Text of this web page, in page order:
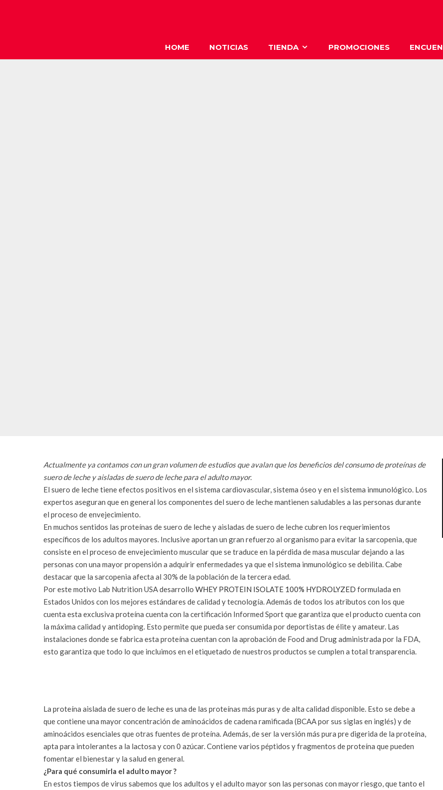
HOME NOTICIAS TIENDA PROMOCIONES
Actualmente ya contamos con un gran volumen de estudios que avalan que los beneficios del consumo de proteínas de
suero de leche y aisladas de suero de leche para el adulto mayor.
El suero de leche tiene efectos positivos en el sistema cardiovascular, sistema óseo y en el sistema inmunológico. Los
expertos aseguran que en general los componentes del suero de leche mantienen saludables a las personas durante
el proceso de envejecimiento.
En muchos sentidos las proteínas de suero de leche y aisladas de suero de leche cubren los requerimientos
específicos de los adultos mayores. Inclusive aportan un gran refuerzo al organismo para evitar la sarcopenia, que
consiste en el proceso de envejecimiento muscular que se traduce en la pérdida de masa muscular dejando a las
personas con una mayor propensión a adquirir enfermedades ya que el sistema inmunológico se debilita. Cabe
destacar que la sarcopenia afecta al 30% de la población de la tercera edad.
Por este motivo Lab Nutrition USA desarrollo WHEY PROTEIN ISOLATE 100% HYDROLYZED formulada en
Estados Unidos con los mejores estándares de calidad y tecnología. Además de todos los atributos con los que
cuenta esta exclusiva proteína cuenta con la certificación Informed Sport que garantiza que el producto cuenta con
la máxima calidad y antidoping. Esto permite que pueda ser consumida por deportistas de élite y amateur. Las
instalaciones donde se fabrica esta proteína cuentan con la aprobación de Food and Drug administrada por la FDA,
esto garantiza que todo lo que incluimos en el etiquetado de nuestros productos se cumplen a total transparencia.
La proteína aislada de suero de leche es una de las proteínas más puras y de alta calidad disponible. Esto se debe a
que contiene una mayor concentración de aminoácidos de cadena ramificada (BCAA por sus siglas en inglés) y de
aminoácidos esenciales que otras fuentes de proteína. Además, de ser la versión más pura pre digerida de la proteína,
apta para intolerantes a la lactosa y con 0 azúcar. Contiene varios péptidos y fragmentos de proteína que pueden
fomentar el bienestar y la salud en general.
¿Para qué consumirla el adulto mayor ?
En estos tiempos de virus sabemos que los adultos y el adulto mayor son las personas con mayor riesgo, que tanto el